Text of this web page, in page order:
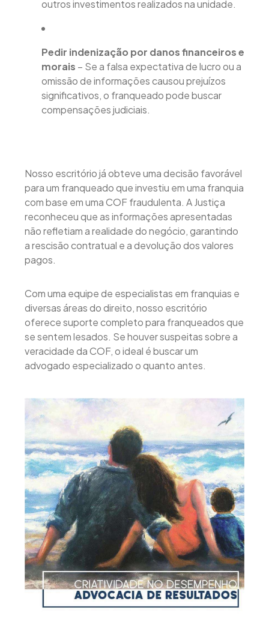
outros investimentos realizados na unidade.
Pedir indenização por danos financeiros e
morais – Se a falsa expectativa de lucro ou a
omissão de informações causou prejuízos
significativos, o franqueado pode buscar
compensações judiciais.
Nosso escritório já obteve uma decisão favorável
para um franqueado que investiu em uma franquia
com base em uma COF fraudulenta. A Justiça
reconheceu que as informações apresentadas
não refletiam a realidade do negócio, garantindo
a rescisão contratual e a devolução dos valores
pagos.
Com uma equipe de especialistas em franquias e
diversas áreas do direito, nosso escritório
oferece suporte completo para franqueados que
se sentem lesados. Se houver suspeitas sobre a
veracidade da COF, o ideal é buscar um
advogado especializado o quanto antes.